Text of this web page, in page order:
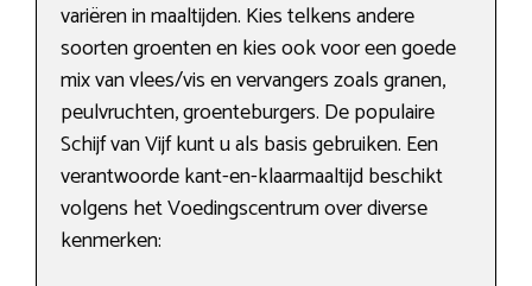
variëren in maaltijden. Kies telkens andere
soorten groenten en kies ook voor een goede
mix van vlees/vis en vervangers zoals granen,
peulvruchten, groenteburgers. De populaire
Schijf van Vijf kunt u als basis gebruiken. Een
verantwoorde kant-en-klaarmaaltijd beschikt
volgens het Voedingscentrum over diverse
kenmerken: